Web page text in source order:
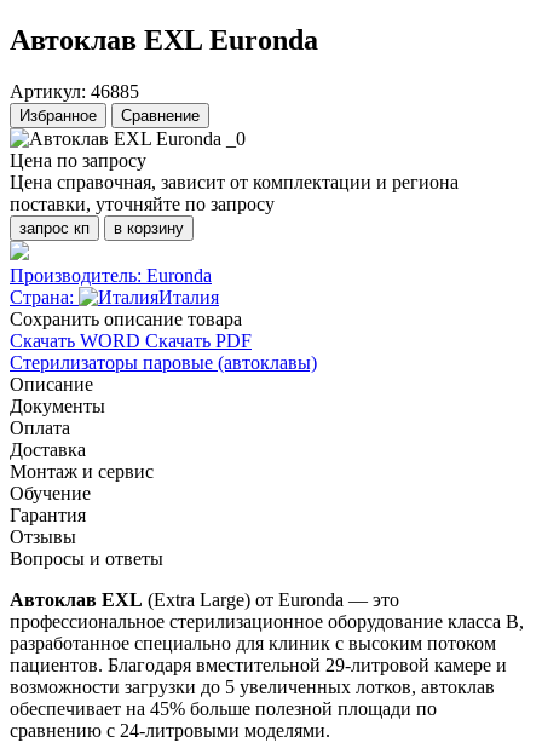
Автоклав EXL Euronda
Артикул: 46885
Избранное Сравнение
Цена по запросу
Цена справочная, зависит от комплектации и региона
поставки, уточняйте по запросу
запрос кп в корзину
Производитель: Euronda
Страна:
Италия
Cохранить описание товара
Скачать WORD Скачать PDF
Стерилизаторы паровые (автоклавы)
Описание
Документы
Оплата
Доставка
Монтаж и сервис
Обучение
Гарантия
Отзывы
Вопросы и ответы
Автоклав EXL (Extra Large) от Euronda — это
профессиональное стерилизационное оборудование класса В,
разработанное специально для клиник с высоким потоком
пациентов. Благодаря вместительной 29-литровой камере и
возможности загрузки до 5 увеличенных лотков, автоклав
обеспечивает на 45% больше полезной площади по
сравнению с 24-литровыми моделями.